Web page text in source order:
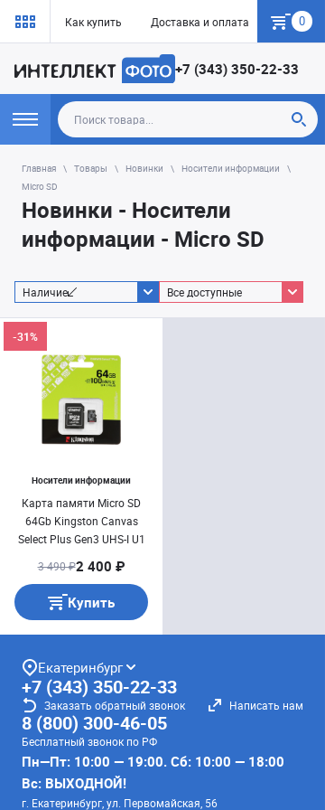
Как купить Доставка и оплата Гарантия
0
+7 (343) 350-22-33
Главная Товары Новинки
Носители информации
Micro SD
Новинки - Носители
информации - Micro SD
Наличие Все доступные
Носители информации
Карта памяти Micro SD
64Gb Kingston Canvas
Select Plus Gen3 UHS-I U1
-31%
3 490 ₽2 400 ₽
Купить
Екатеринбург
+7 (343) 350-22-33
Заказать обратный звонок Написать нам
8 (800) 300-46-05
Бесплатный звонок по РФ
Пн—Пт: 10:00 — 19:00. Сб: 10:00 — 18:00
Вс: ВЫХОДНОЙ!
г. Екатеринбург, ул. Первомайская, 56